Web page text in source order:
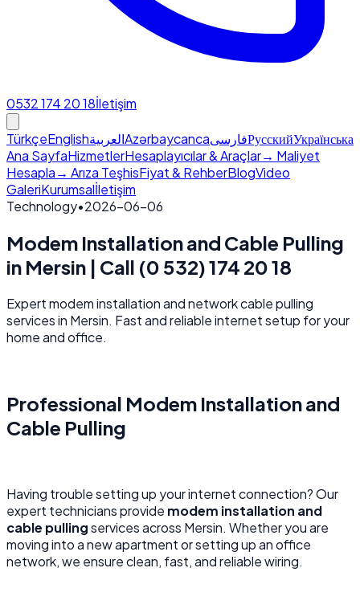
0532 174 20 18İletişim
TürkçeEnglishالعربيةAzərbaycancaفارسیРусскийУкраїнська
Ana SayfaHizmetlerHesaplayıcılar & Araçlar→ Maliyet
Hesapla→ Arıza TeşhisFiyat & RehberBlogVideo
GaleriKurumsalİletişim
Technology•2026-06-06
Modem Installation and Cable Pulling
in Mersin | Call (0 532) 174 20 18
Expert modem installation and network cable pulling
services in Mersin. Fast and reliable internet setup for your
home and office.
Professional Modem Installation and
Cable Pulling
Having trouble setting up your internet connection? Our
expert technicians provide modem installation and
cable pullingservices across Mersin. Whether you are
moving into a new apartment or setting up an office
network, we ensure clean, fast, and reliable wiring.